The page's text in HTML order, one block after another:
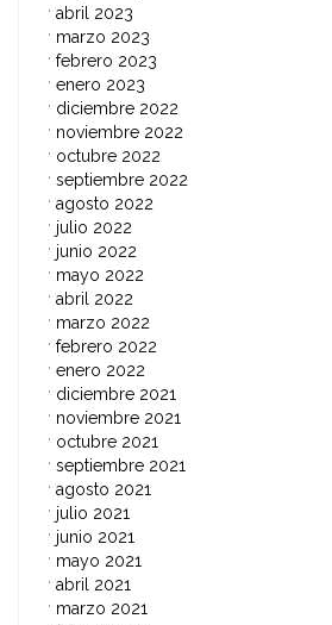
abril 2023
marzo 2023
febrero 2023
enero 2023
diciembre 2022
noviembre 2022
octubre 2022
septiembre 2022
agosto 2022
julio 2022
junio 2022
mayo 2022
abril 2022
marzo 2022
febrero 2022
enero 2022
diciembre 2021
noviembre 2021
octubre 2021
septiembre 2021
agosto 2021
julio 2021
junio 2021
mayo 2021
abril 2021
marzo 2021